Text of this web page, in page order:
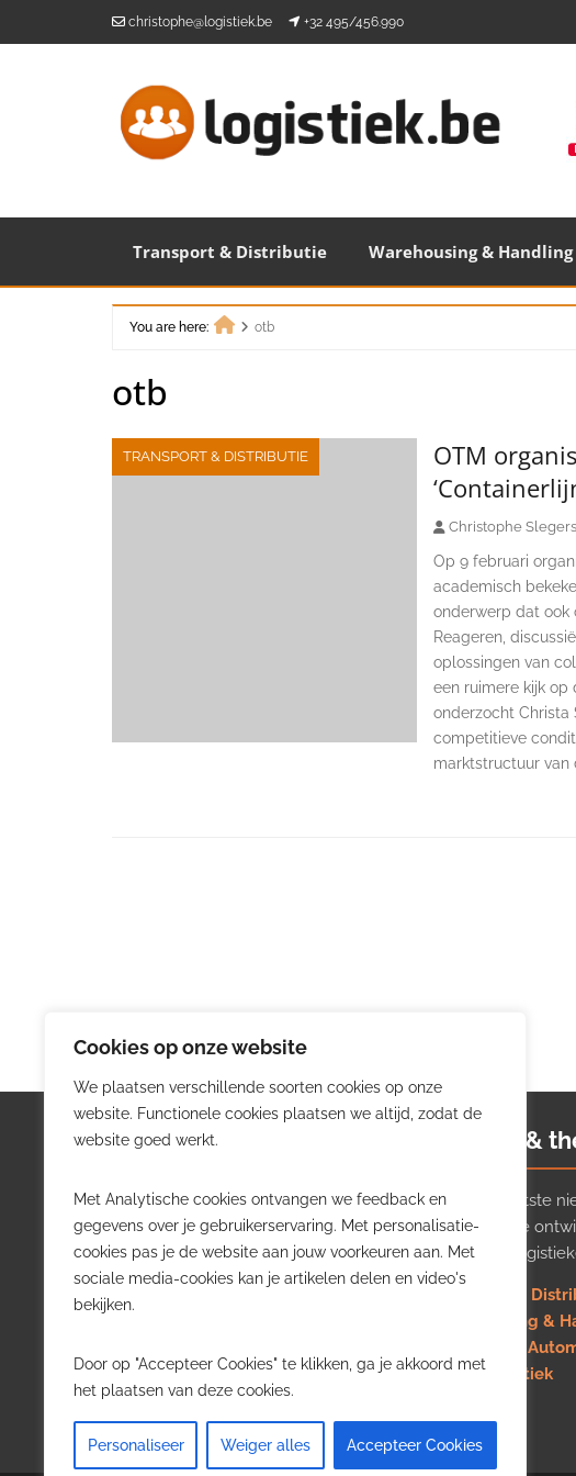
Cookies op onze website
We plaatsen verschillende soorten cookies op onze
website. Functionele cookies plaatsen we altijd, zodat de
website goed werkt.
Met Analytische cookies ontvangen we feedback en
gegevens over je gebruikerservaring. Met personalisatie-
cookies pas je de website aan jouw voorkeuren aan. Met
sociale media-cookies kan je artikelen delen en video's
bekijken.
Door op "Accepteer Cookies" te klikken, ga je akkoord met
het plaatsen van deze cookies.
Personaliseer Weiger alles Accepteer Cookies
christophe@logistiek.be +32 495/456.990
Transport & Distributie Warehousing & Handling
You are here:
otb
otb
TRANSPORT & DISTRIBUTIE
OTM
Christophe Slegers
Op 9 februari
academisch
onderwerp dat ook
Reageren,
oplossingen van
een ruimere kijk op
onderzocht Christa
competitieve
marktstructuur van
Logistiek.be
Logistiek.be brengt dagelijks nieuws,
trends en praktijkverhalen over
transport, warehousing, supply chain
en automatisering in België.
willen volgen.
Nieuws &
Volg het laatste
belangrijkste
Belgische
Transport &
Warehousing &
Software &
Job in logistiek